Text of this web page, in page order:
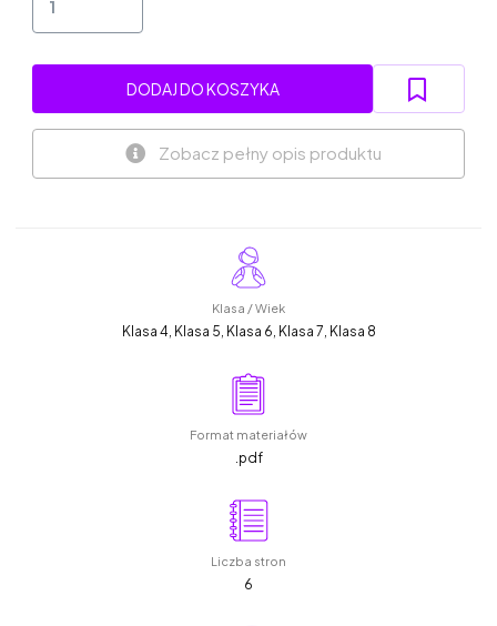
DODAJ DO KOSZYKA
Zobacz pełny opis produktu
Klasa / Wiek
Klasa 4, Klasa 5, Klasa 6, Klasa 7, Klasa 8
Format materiałów
.pdf
Liczba stron
6